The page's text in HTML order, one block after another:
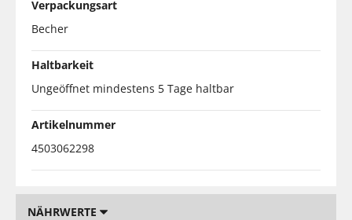
Verpackungsart
Becher
Haltbarkeit
Ungeöffnet mindestens 5 Tage haltbar
Artikelnummer
4503062298
NÄHRWERTE